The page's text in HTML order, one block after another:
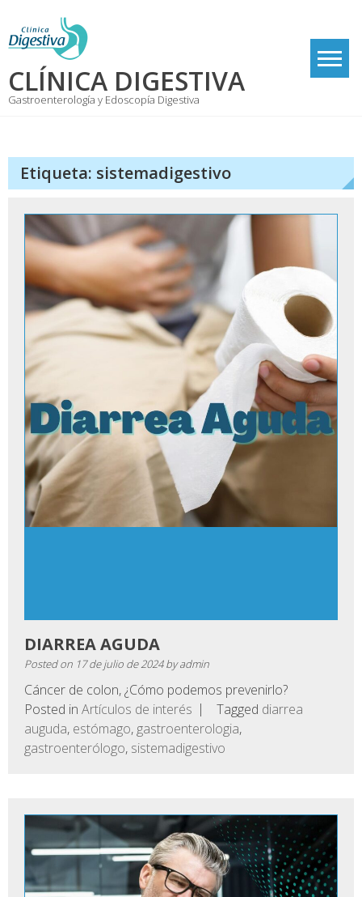
content
CLÍNICA DIGESTIVA
Gastroenterología y Edoscopía Digestiva
Etiqueta: sistemadigestivo
DIARREA AGUDA
Posted on 17 de julio de 2024byadmin
Cáncer de colon, ¿Cómo podemos prevenirlo?
Posted in Artículos de interés Tagged diarrea
auguda, estómago, gastroenterologia,
gastroenterólogo, sistemadigestivo